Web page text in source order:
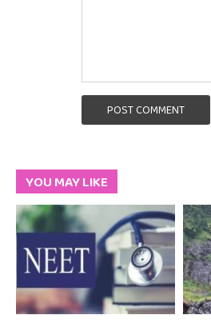
POST COMMENT
YOU MAY LIKE